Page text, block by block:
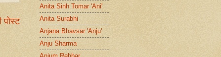
पोस्ट
Anita Sinh Tomar 'Ani'
Anita Surabhi
Anjana Bhavsar 'Anju'
Anju Sharma